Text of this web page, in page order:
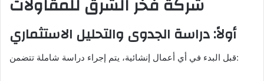
شركة فخر الشرق للمقاولات
أولاً: دراسة الجدوى والتحليل الاستثماري
قبل البدء في أي أعمال إنشائية، يتم إجراء دراسة شاملة تتضمن: